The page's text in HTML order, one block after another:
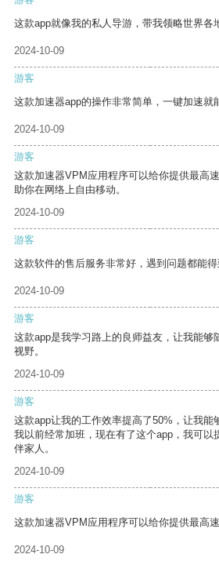
这款app就像我的私人导游，带我领略世界各
2024-10-09
游客
这款加速器app的操作非常简单，一键加速就
2024-10-09
游客
这款加速器VPM应用程序可以给你提供最高
助你在网络上自由移动。
2024-10-09
游客
这款软件的售后服务非常好，遇到问题都能得
2024-10-09
游客
这款app是我学习路上的良师益友，让我能够
视野。
2024-10-09
游客
这款app让我的工作效率提高了50%，让我能
我以前经常加班，现在有了这个app，我可以
伴家人。
2024-10-09
游客
这款加速器VPM应用程序可以给你提供最高
2024-10-09